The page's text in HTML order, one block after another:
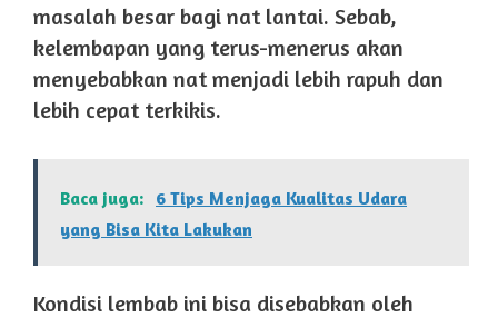
masalah besar bagi nat lantai. Sebab,
kelembapan yang terus-menerus akan
menyebabkan nat menjadi lebih rapuh dan
lebih cepat terkikis.
Baca juga: 6 Tips Menjaga Kualitas Udara
yang Bisa Kita Lakukan
Kondisi lembab ini bisa disebabkan oleh